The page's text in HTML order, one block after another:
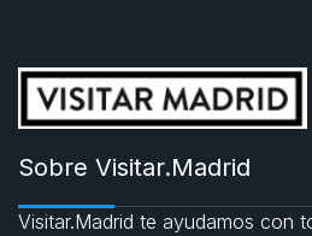
Sobre Visitar.Madrid
Visitar.Madrid te ayudamos con